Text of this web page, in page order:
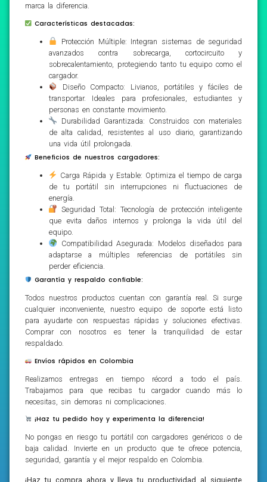
marca la diferencia.
Características destacadas:
Protección Múltiple: Integran sistemas de seguridad
avanzados contra sobrecarga, cortocircuito y
sobrecalentamiento, protegiendo tanto tu equipo como el
cargador.
Diseño Compacto: Livianos, portátiles y fáciles de
transportar. Ideales para profesionales, estudiantes y
personas en constante movimiento.
Durabilidad Garantizada: Construidos con materiales
de alta calidad, resistentes al uso diario, garantizando
una vida útil prolongada.
Beneficios de nuestros cargadores:
Carga Rápida y Estable: Optimiza el tiempo de carga
de tu portátil sin interrupciones ni fluctuaciones de
energía.
Seguridad Total: Tecnología de protección inteligente
que evita daños internos y prolonga la vida útil del
equipo.
Compatibilidad Asegurada: Modelos diseñados para
adaptarse a múltiples referencias de portátiles sin
perder eficiencia.
Garantía y respaldo confiable:
Todos nuestros productos cuentan con garantía real. Si surge
cualquier inconveniente, nuestro equipo de soporte está listo
para ayudarte con respuestas rápidas y soluciones efectivas.
Comprar con nosotros es tener la tranquilidad de estar
respaldado.
Envíos rápidos en Colombia
Realizamos entregas en tiempo récord a todo el país.
Trabajamos para que recibas tu cargador cuando más lo
necesitas, sin demoras ni complicaciones.
¡Haz tu pedido hoy y experimenta la diferencia!
No pongas en riesgo tu portátil con cargadores genéricos o de
baja calidad. Invierte en un producto que te ofrece potencia,
seguridad, garantía y el mejor respaldo en Colombia.
¡Haz tu compra ahora y lleva tu productividad al siguiente